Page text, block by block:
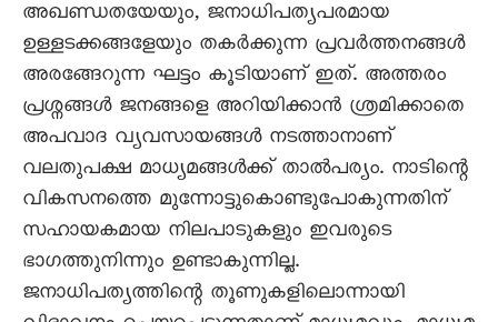
അഖണ്ഡതയേയും, ജനാധിപത്യപരമായ
ഉള്ളടക്കങ്ങളേയും തകര്‍ക്കുന്ന പ്രവര്‍ത്തനങ്ങള്‍
അരങ്ങേറുന്ന ഘട്ടം കൂടിയാണ് ഇത്. അത്തരം
പ്രശ്നങ്ങൾ ജനങ്ങളെ അറിയിക്കാന്‍ ശ്രമിക്കാതെ
അപവാദ വ്യവസായങ്ങള്‍ നടത്താനാണ്
വലതുപക്ഷ മാധ്യമങ്ങള്‍ക്ക് താല്‍പര്യം. നാടിന്റെ
വികസനത്തെ മുന്നോട്ടുകൊണ്ടുപോകുന്നതിന്
സഹായകമായ നിലപാടുകളും ഇവരുടെ
ഭാഗത്തുനിന്നും ഉണ്ടാകുന്നില്ല.
ജനാധിപത്യത്തിന്റെ തൂണുകളിലൊന്നായി